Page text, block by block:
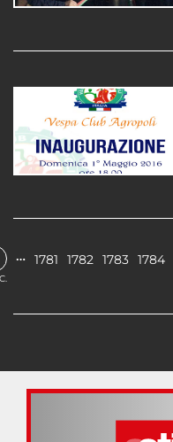
… 1781 1782 1783 1784